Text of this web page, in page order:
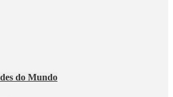
do Mundo